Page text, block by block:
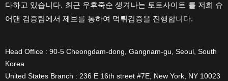
다하고 있습니다. 최근 우후죽순 생겨나는 토토사이트 를 저희 슈
어맨 검증팀에서 제보를 통하여 먹튀검증을 진행합니다.
Head Office : 90-5 Cheongdam-dong, Gangnam-gu, Seoul, South
Korea
United States Branch : 236 E 16th street #7E, New York, NY 10023